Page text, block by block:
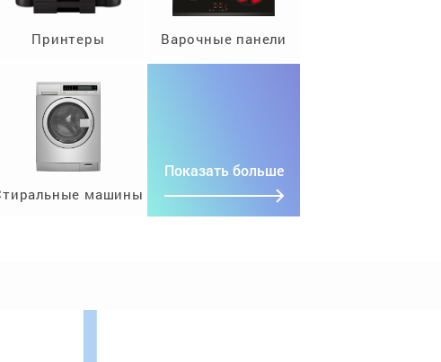
Принтеры Варочные панели
машины
Показать больше